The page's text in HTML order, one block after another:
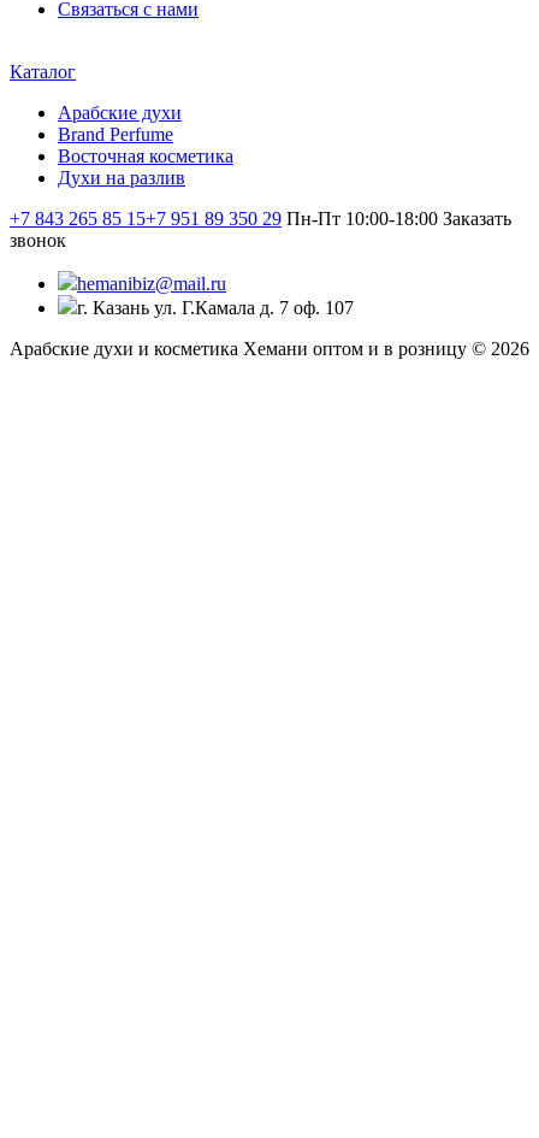
Связаться с нами
Каталог
Арабские духи
Brand Perfume
Восточная косметика
Духи на разлив
+7 843 265 85 15+7 951 89 350 29 Пн-Пт 10:00-18:00 Заказать
звонок
hemanibiz@mail.ru
г. Казань ул. Г.Камала д. 7 оф. 107
Арабские духи и косметика Хемани оптом и в розницу © 2026